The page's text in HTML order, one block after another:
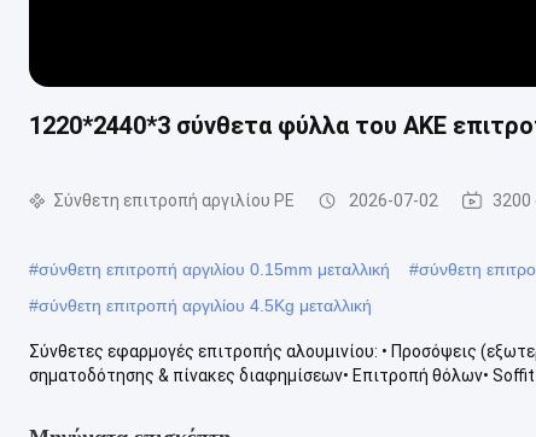
1220*2440*3 σύνθετα φύλλα του ΑΚΕ
Σύνθετη επιτροπή αργιλίου PE 2026-07-02 3200
#σύνθετη επιτροπή αργιλίου 0.15mm μεταλλική #σύνθετη
#σύνθετη επιτροπή αργιλίου 4.5Kg μεταλλική
Σύνθετες εφαρμογές επιτροπής αλουμινίου: • Προσόψεις
σηματοδότησης & πίνακες διαφημίσεων• Επιτροπή θόλων• Soffit